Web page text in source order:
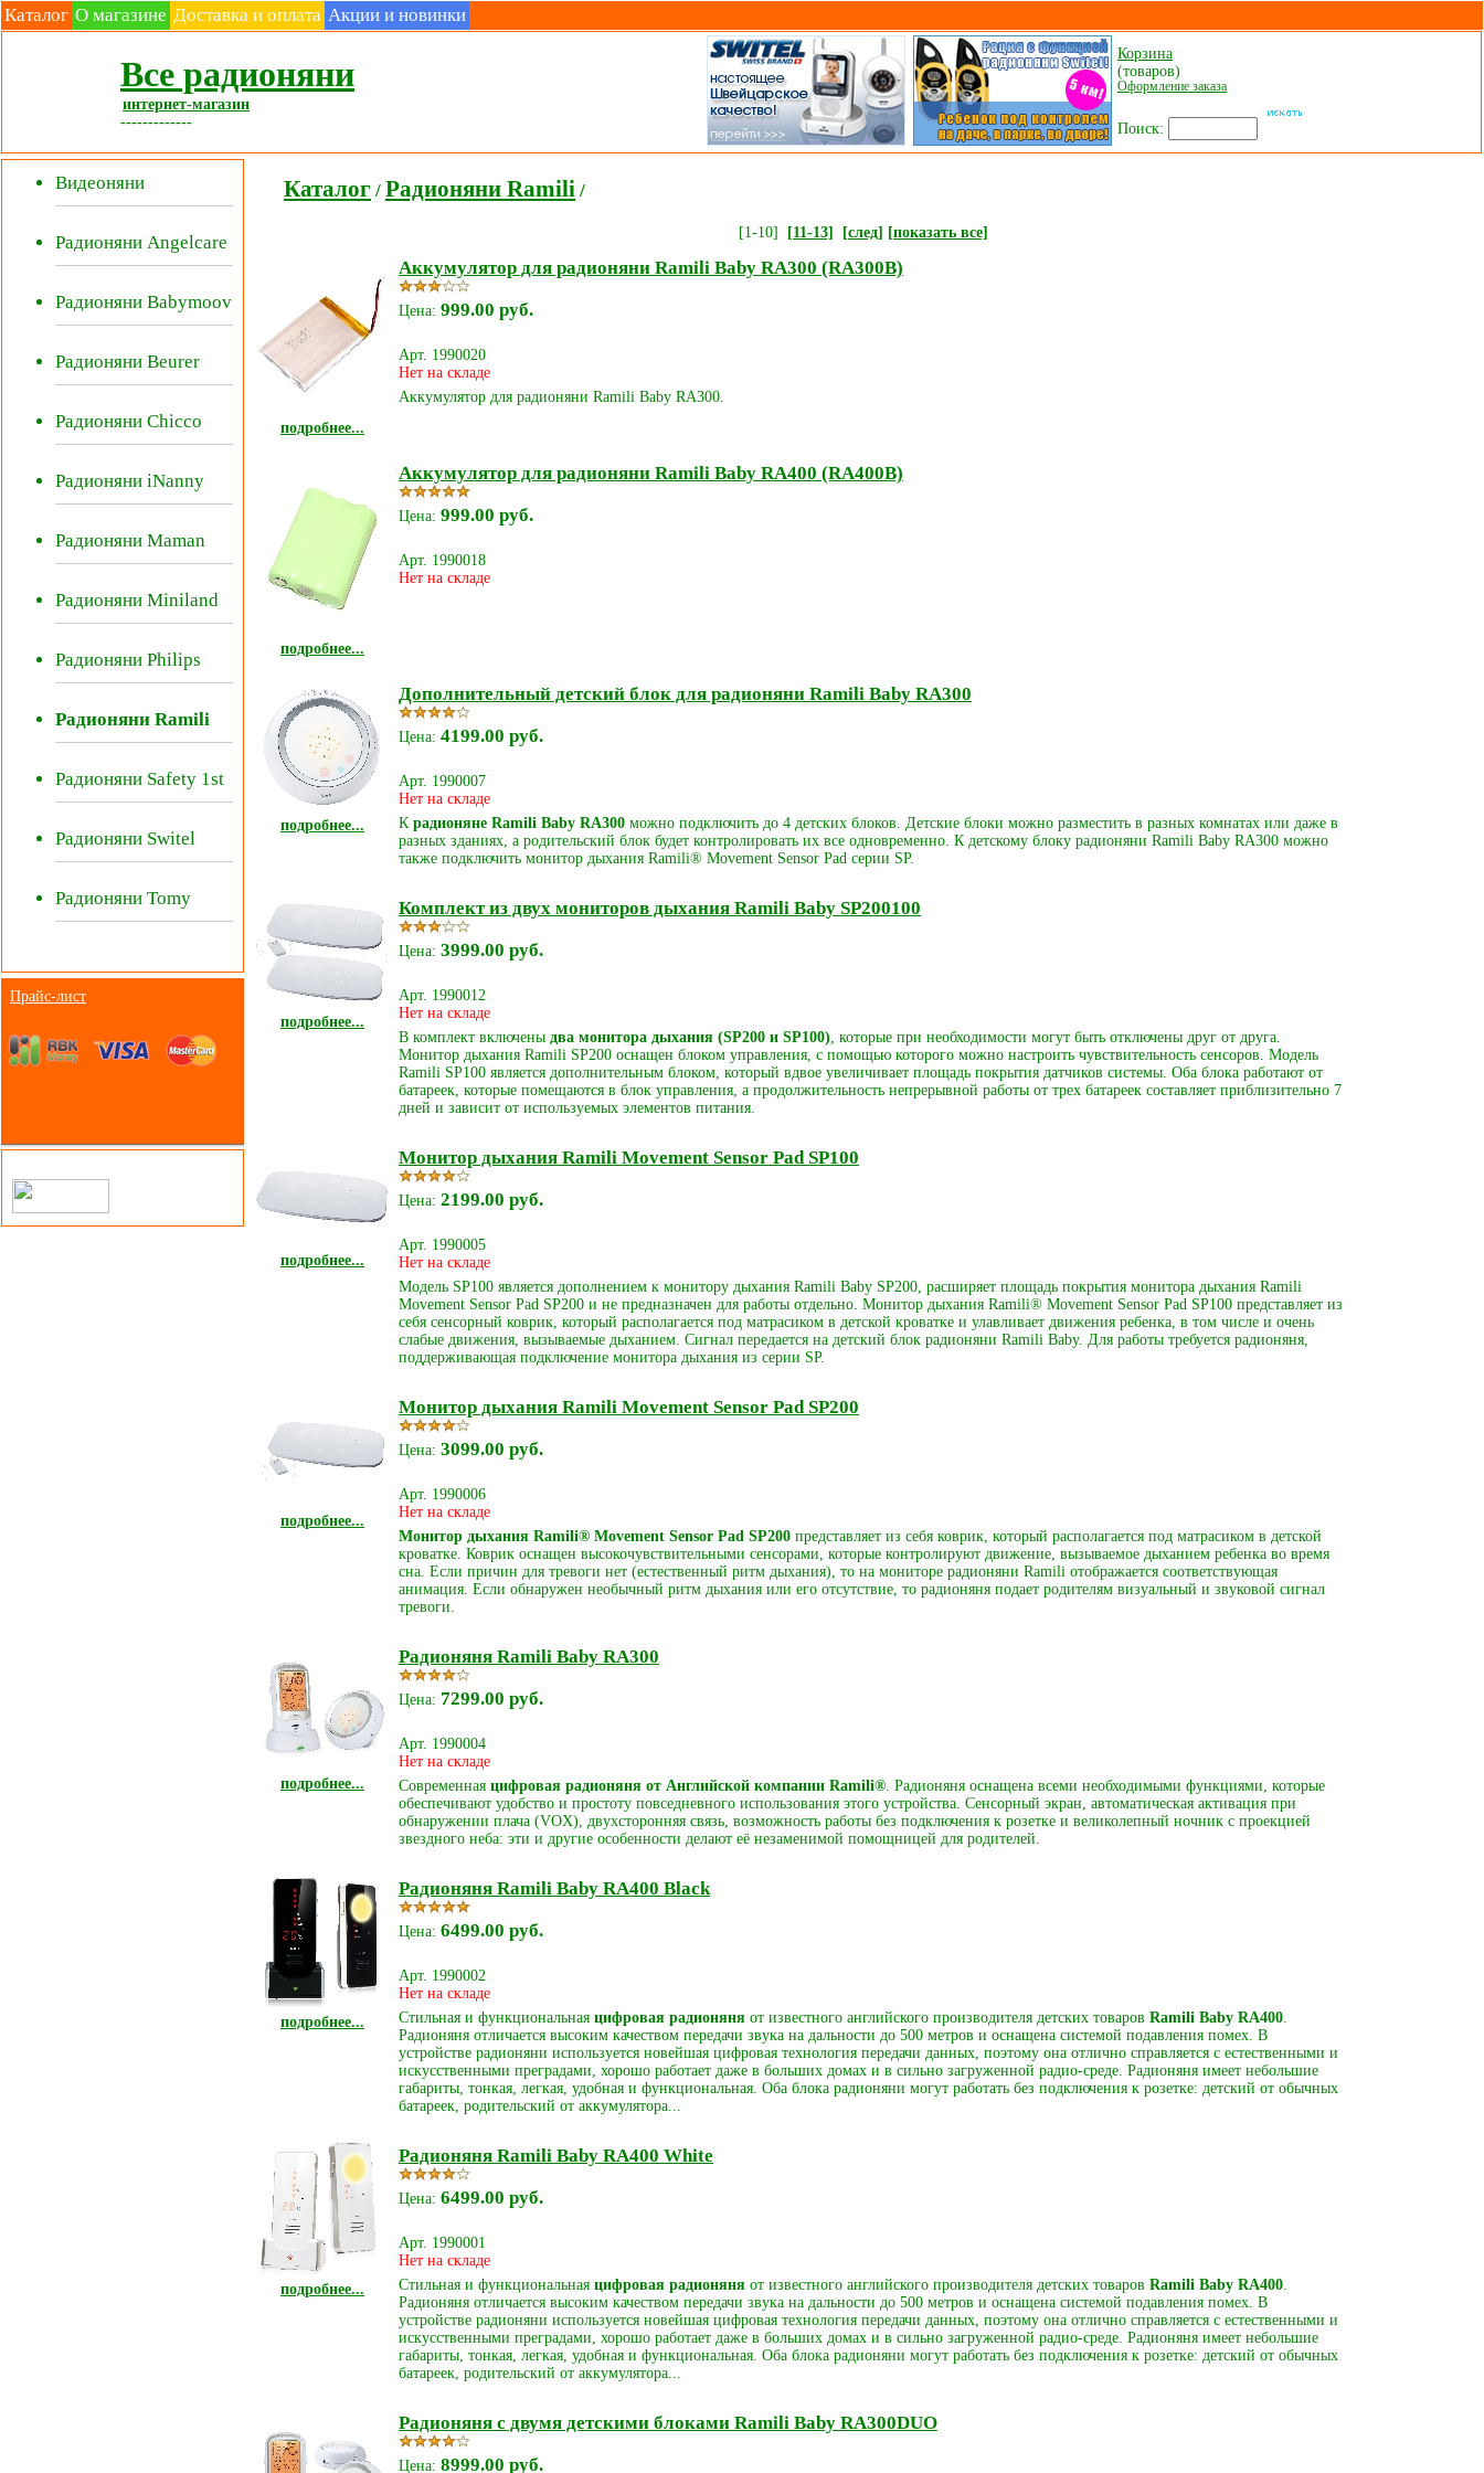
Каталог О магазине Доставка и оплата Акции и новинки
Все радионяни
интернет-магазин
-------------
Корзина
(товаров)
Оформление заказа
Поиск:
Видеоняни
Радионяни Angelcare
Радионяни Babymoov
Радионяни Beurer
Радионяни Chicco
Радионяни iNanny
Радионяни Maman
Радионяни Miniland
Радионяни Philips
Радионяни Ramili
Радионяни Safety 1st
Радионяни Switel
Радионяни Tomy
Прайс-лист
Каталог / Радионяни Ramili /
[1-10] [11-13] [след] [показать все]
подробнее...
Аккумулятор для радионяни Ramili Baby RA300 (RA300B)
Цена: 999.00 руб.
Арт. 1990020
Нет на складе
Аккумулятор для радионяни Ramili Baby RA300.
подробнее...
Аккумулятор для радионяни Ramili Baby RA400 (RA400B)
Цена: 999.00 руб.
Арт. 1990018
Нет на складе
подробнее...
Дополнительный детский блок для радионяни Ramili Baby RA300
Цена: 4199.00 руб.
Арт. 1990007
Нет на складе
К радионяне Ramili Baby RA300 можно подключить до 4 детских блоков. Детские блоки можно разместить в разных комнатах или даже в
разных зданиях, а родительский блок будет контролировать их все одновременно. К детскому блоку радионяни Ramili Baby RA300 можно
также подключить монитор дыхания Ramili® Movement Sensor Pad серии SP.
подробнее...
Комплект из двух мониторов дыхания Ramili Baby SP200100
Цена: 3999.00 руб.
Арт. 1990012
Нет на складе
В комплект включены два монитора дыхания (SP200 и SP100) , которые при необходимости могут быть отключены друг от друга.
Монитор дыхания Ramili SP200 оснащен блоком управления, с помощью которого можно настроить чувствительность сенсоров. Модель
Ramili SP100 является дополнительным блоком, который вдвое увеличивает площадь покрытия датчиков системы. Оба блока работают от
батареек, которые помещаются в блок управления, а продолжительность непрерывной работы от трех батареек составляет приблизительно 7
дней и зависит от используемых элементов питания.
подробнее...
Монитор дыхания Ramili Movement Sensor Pad SP100
Цена: 2199.00 руб.
Арт. 1990005
Нет на складе
Модель SP100 является дополнением к монитору дыхания Ramili Baby SP200, расширяет площадь покрытия монитора дыхания Ramili
Movement Sensor Pad SP200 и не предназначен для работы отдельно. Монитор дыхания Ramili® Movement Sensor Pad SP100 представляет из
себя сенсорный коврик, который располагается под матрасиком в детской кроватке и улавливает движения ребенка, в том числе и очень
слабые движения, вызываемые дыханием. Сигнал передается на детский блок радионяни Ramili Baby. Для работы требуется радионяня,
поддерживающая подключение монитора дыхания из серии SP.
подробнее...
Монитор дыхания Ramili Movement Sensor Pad SP200
Цена: 3099.00 руб.
Арт. 1990006
Нет на складе
Монитор дыхания Ramili® Movement Sensor Pad SP200 представляет из себя коврик, который располагается под матрасиком в детской
кроватке. Коврик оснащен высокочувствительными сенсорами, которые контролируют движение, вызываемое дыханием ребенка во время
сна. Если причин для тревоги нет (естественный ритм дыхания), то на мониторе радионяни Ramili отображается соответствующая
анимация. Если обнаружен необычный ритм дыхания или его отсутствие, то радионяня подает родителям визуальный и звуковой сигнал
тревоги.
подробнее...
Радионяня Ramili Baby RA300
Цена: 7299.00 руб.
Арт. 1990004
Нет на складе
Современная цифровая радионяня от Английской компании Ramili® . Радионяня оснащена всеми необходимыми функциями, которые
обеспечивают удобство и простоту повседневного использования этого устройства. Сенсорный экран, автоматическая активация при
обнаружении плача (VOX), двухсторонняя связь, возможность работы без подключения к розетке и великолепный ночник с проекцией
звездного неба: эти и другие особенности делают её незаменимой помощницей для родителей.
подробнее...
Радионяня Ramili Baby RA400 Black
Цена: 6499.00 руб.
Арт. 1990002
Нет на складе
Стильная и функциональная цифровая радионяня от известного английского производителя детских товаров Ramili Baby RA400
Радионяня отличается высоким качеством передачи звука на дальности до 500 метров и оснащена системой подавления помех. В
устройстве радионяни используется новейшая цифровая технология передачи данных, поэтому она отлично справляется с естественными и
искусственными преградами, хорошо работает даже в больших домах и в сильно загруженной радио-среде. Радионяня имеет небольшие
габариты, тонкая, легкая, удобная и функциональная. Оба блока радионяни могут работать без подключения к розетке: детский от обычных
батареек, родительский от аккумулятора...
подробнее...
Радионяня Ramili Baby RA400 White
Цена: 6499.00 руб.
Арт. 1990001
Нет на складе
Стильная и функциональная цифровая радионяня от известного английского производителя детских товаров Ramili Baby RA400
Радионяня отличается высоким качеством передачи звука на дальности до 500 метров и оснащена системой подавления помех. В
устройстве радионяни используется новейшая цифровая технология передачи данных, поэтому она отлично справляется с естественными и
искусственными преградами, хорошо работает даже в больших домах и в сильно загруженной радио-среде. Радионяня имеет небольшие
габариты, тонкая, легкая, удобная и функциональная. Оба блока радионяни могут работать без подключения к розетке: детский от обычных
батареек, родительский от аккумулятора...
Радионяня с двумя детскими блоками Ramili Baby RA300DUO
Цена: 8999.00 руб.